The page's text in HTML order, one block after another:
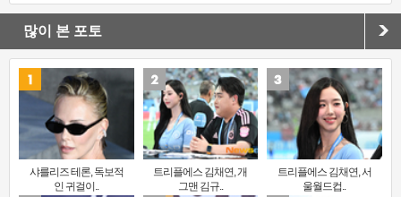
많이 본 포토
샤를리즈 테론, 독보적
인 귀걸이..
트리플에스 김채연, 개
그맨 김규..
트리플에스 김채연, 서
울월드컵..